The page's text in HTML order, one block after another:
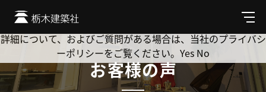
メ
ニ
ュ
お客様の声
Cookie を使用して、お客様の活動を追跡してもよろしいです
か? 当社ではお客様のプライバシーを極めて重視しています。
詳細について、およびご質問がある場合は、当社のプライバシ
ーポリシーをご覧ください。 Yes No